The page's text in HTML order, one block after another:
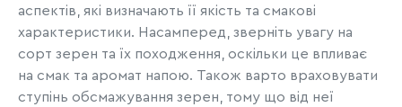
аспектів, які визначають її якість та смакові
характеристики. Насамперед, зверніть увагу на
сорт зерен та їх походження, оскільки це впливає
на смак та аромат напою. Також варто враховувати
ступінь обсмажування зерен, тому що від неї